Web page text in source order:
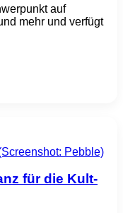
auf
mehr und verfügt
für die Kult-